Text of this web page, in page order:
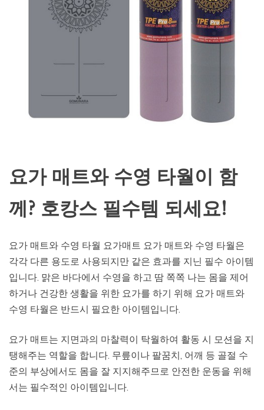
요가 매트와 수영 타월이 함
께? 호캉스 필수템 되세요!
요가 매트와 수영 타월 요가매트 요가 매트와 수영 타월은
각각 다른 용도로 사용되지만 같은 효과를 지닌 필수 아이템
입니다. 맑은 바다에서 수영을 하고 땀 쪽쪽 나는 몸을 제어
하거나 건강한 생활을 위한 요가를 하기 위해 요가 매트와
수영 타월은 반드시 필요한 아이템입니다.
요가 매트는 지면과의 마찰력이 탁월하여 활동 시 모션을 지
탱해주는 역할을 합니다. 무릎이나 팔꿈치, 어깨 등 골절 수
준의 부상에서도 몸을 잘 지지해주므로 안전한 운동을 위해
서는 필수적인 아이템입니다.